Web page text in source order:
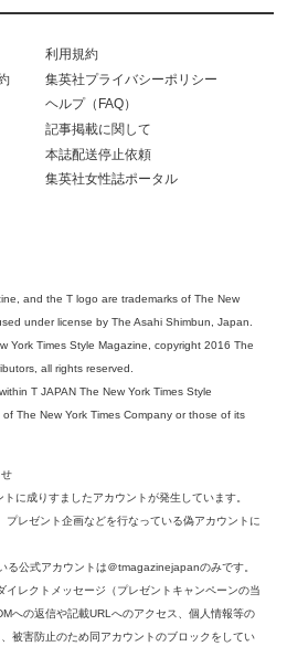
利用規約
集英社プライバシーポリシー
ヘルプ（FAQ）
記事掲載に関して
本誌配送停止依頼
集英社女性誌ポータル
and the T logo are trademarks of The New
under license by The Asahi Shimbun, Japan.
York Times Style Magazine, copyright 2016 The
all rights reserved.
T JAPAN The New York Times Style
The New York Times Company or those of its
に成りすましたアカウントが発生しています。
プレゼント企画などを行なっている偽アカウントに
る公式アカウントは＠tmagazinejapanのみです。
イレクトメッセージ（プレゼントキャンペーンの当
への返信や記載URLへのアクセス、個人情報等の
被害防止のため同アカウントのブロックをしてい